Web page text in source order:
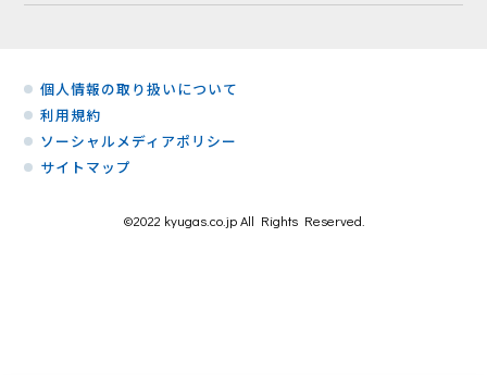
個人情報の取り扱いについて
利用規約
ソーシャルメディアポリシー
サイトマップ
©2022 kyugas.co.jp All Rights Reserved.